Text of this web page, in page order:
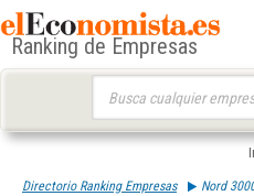
Ranking de Empresas
Directorio Ranking Empresas Nord